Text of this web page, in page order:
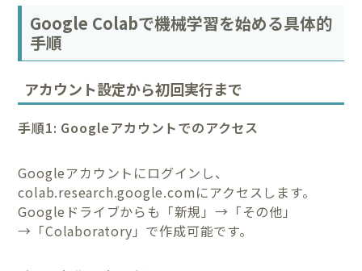
Google Colabで機械学習を始める具体的
手順
アカウント設定から初回実行まで
手順1: Googleアカウントでのアクセス
Googleアカウントにログインし、
colab.research.google.comにアクセスします。
Googleドライブからも「新規」→「その他」
→「Colaboratory」で作成可能です。